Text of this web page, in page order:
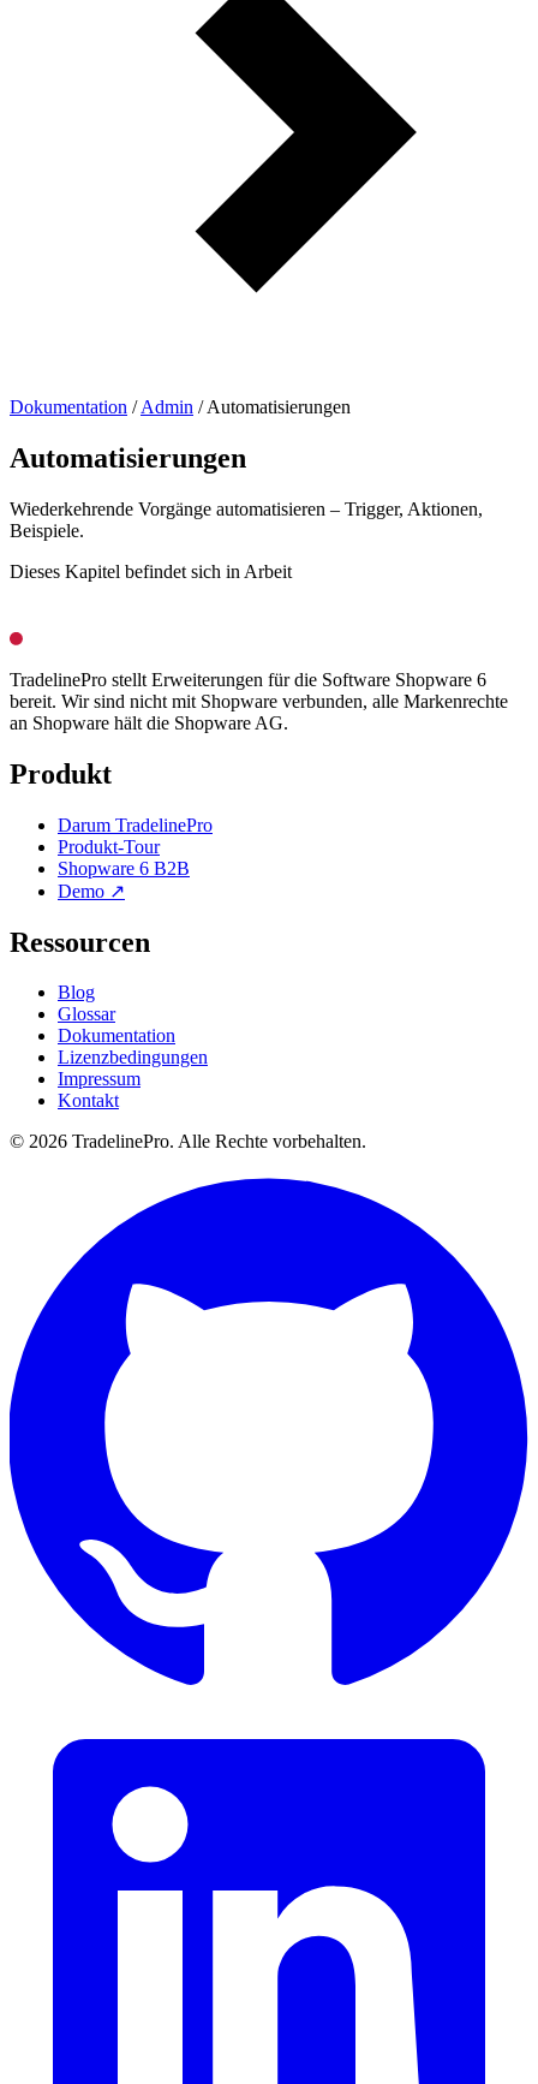
Dokumentation / Admin / Automatisierungen
Automatisierungen
Wiederkehrende Vorgänge automatisieren – Trigger, Aktionen,
Beispiele.
Dieses Kapitel befindet sich in Arbeit
TradelinePro stellt Erweiterungen für die Software Shopware 6
bereit. Wir sind nicht mit Shopware verbunden, alle Markenrechte
an Shopware hält die Shopware AG.
Produkt
Darum TradelinePro
Produkt-Tour
Shopware 6 B2B
Demo ↗
Ressourcen
Blog
Glossar
Dokumentation
Lizenzbedingungen
Impressum
Kontakt
© 2026 TradelinePro. Alle Rechte vorbehalten.